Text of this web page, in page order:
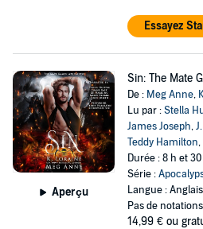
Essayez
Aperçu
Sin: The Mate
De : Meg Anne,
Lu par :Stella
James Joseph,
Teddy Hamilton,
Durée : 8 h et
Série :
Langue : Anglais
Pas de notations
14,99 € ou